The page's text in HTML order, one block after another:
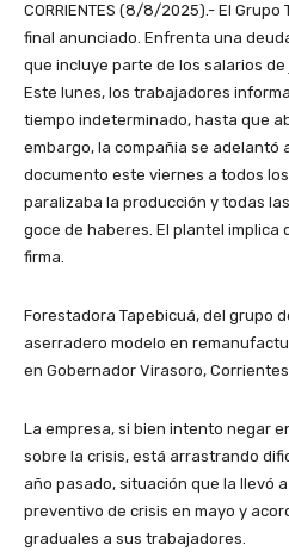
CORRIENTES (8/8/2025).- El
final anunciado. Enfrenta una
que incluye parte de los salarios
Este lunes, los trabajadores
tiempo indeterminado, hasta que
embargo, la compañia se adelantó
documento este viernes a todos
paralizaba la producción y todas
goce de haberes. El plantel implica
firma.
Forestadora Tapebicuá, del grupo
aserradero modelo en
en Gobernador Virasoro,
La empresa, si bien intento negar
sobre la crisis, está arrastrando
año pasado, situación que la llevó
preventivo de crisis en mayo y
graduales a sus trabajadores.